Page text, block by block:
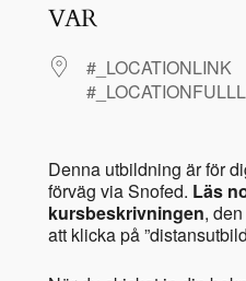
VAR
#_LOCATIONLINK
Denna utbildning är för
förväg via Snofed. Läs
kursbeskrivningen,
att klicka på